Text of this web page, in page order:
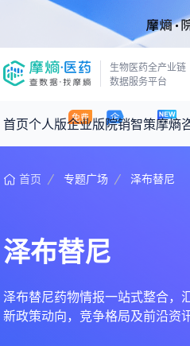
生物医药全产业链
数据服务平台
首页个人版企业版院销智策摩熵
咨询服务
产品立项评估及管线规划
产业/行业调研
投资决策与交易估值
摩熵原创
深度分析
政策法规
投融资
时讯
数据中心
基于市场数据，为您提供全面的市场
回放
首页 专题广场 泽布替尼
泽布替尼
泽布替尼药物情报一站式整合，
新政策动向，竞争格局及前沿资